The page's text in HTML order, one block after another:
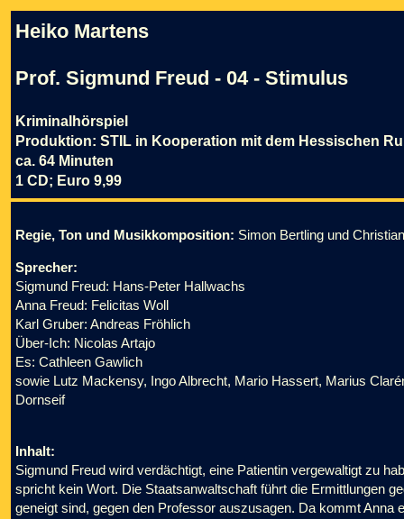
Heiko Martens
Prof. Sigmund Freud - 04 - Stimulus
Kriminalhörspiel
Produktion: STIL in Kooperation mit dem Hessischen
ca. 64 Minuten
1 CD; Euro 9,99
Regie, Ton und Musikkomposition: Simon Bertling und
Sprecher:
Sigmund Freud: Hans-Peter Hallwachs
Anna Freud: Felicitas Woll
Karl Gruber: Andreas Fröhlich
Über-Ich: Nicolas Artajo
Es: Cathleen Gawlich
sowie Lutz Mackensy, Ingo Albrecht, Mario Hassert, Marius
Dornseif
Inhalt:
Sigmund Freud wird verdächtigt, eine Patientin vergewaltigt zu
spricht kein Wort. Die Staatsanwaltschaft führt die Ermittlungen
geneigt sind, gegen den Professor auszusagen. Da kommt Anna